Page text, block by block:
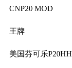
CNP20 MOD
王牌
美国芬可乐P20HH